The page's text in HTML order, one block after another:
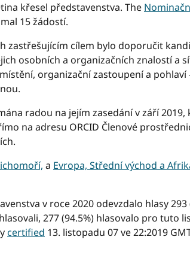
křesel představenstva. The
15 žádostí.
zastřešujícím cílem bylo doporučit
osobních a organizačních znalostí a
organizační zastoupení a
radou na jejím zasedání v září
na adresu ORCID Členové
a Evropa, Střední východ a
v roce 2020 odevzdalo hlasy 293
277 (94.5%) hlasovalo pro tuto
certified 13. listopadu 07 ve 22:2019